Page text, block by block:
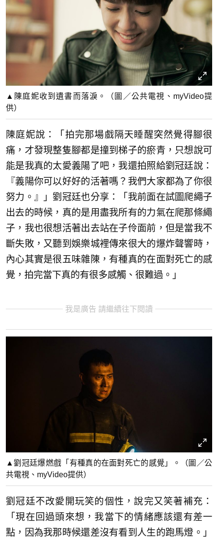
▲陳庭妮收到遺書而落淚。（圖／公共電視、myVideo提
供）
陳庭妮說：「拍完那場戲隔天睡醒突然覺得腳很
痛，才發現整隻腳都是撞到梯子的瘀青，只想說可
能是我真的太愛義陽了吧，我還拍照給劉冠廷說：
『義陽你可以好好的活著嗎？我們大家都為了你很
努力。』」劉冠廷也分享：「我前面在試圖爬繩子
出去的時候，真的是用盡我所有的力氣在爬那條繩
子，我也很想活著出去站在子伶面前，但是當我不
斷失敗，又聽到娛樂城裡傳來很大的爆炸聲響時，
內心其實是很五味雜陳，有種真的在面對死亡的感
覺，拍完當下真的有很多感觸、很難過。」
我是廣告 請繼續往下閱讀
▲劉冠廷爆燃戲「有種真的在面對死亡的感覺」。（圖／公
共電視、myVideo提供）
劉冠廷不改愛開玩笑的個性，說完又笑著補充：
「現在回過頭來想，我當下的情緒應該還有差一
點，因為我那時候還差沒有看到人生的跑馬燈。」